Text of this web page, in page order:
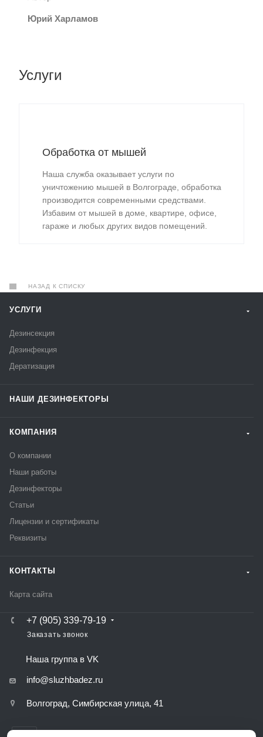
Юрий Харламов
Услуги
Обработка от мышей
Наша служба оказывает услуги по
уничтожению мышей в Волгограде, обработка
производится современными средствами.
Избавим от мышей в доме, квартире, офисе,
гараже и любых других видов помещений.
НАЗАД К СПИСКУ
УСЛУГИ
Дезинсекция
Дезинфекция
Дератизация
НАШИ ДЕЗИНФЕКТОРЫ
КОМПАНИЯ
О компании
Наши работы
Дезинфекторы
Статьи
Лицензии и сертификаты
Реквизиты
КОНТАКТЫ
Карта сайта
+7 (905) 339-79-19
Заказать звонок
Наша группа в VK
info@sluzhbadez.ru
Волгоград, Симбирская улица, 41